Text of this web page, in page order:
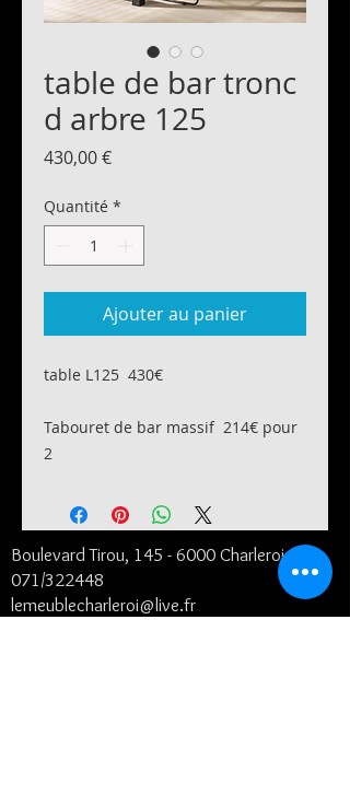
table de bar tronc
d arbre 125
430,00 €Prix
Quantité *
Ajouter au panier
table L125 430€
Tabouret de bar massif 214€ pour
2
Boulevard Tirou, 145 - 6000 Charleroi
071/322448
lemeublecharleroi@live.fr